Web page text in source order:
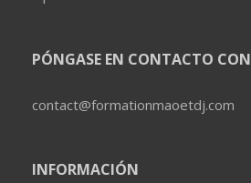
PÓNGASE EN CONTACTO CON
contact@formationmaoetdj.com
INFORMACIÓN